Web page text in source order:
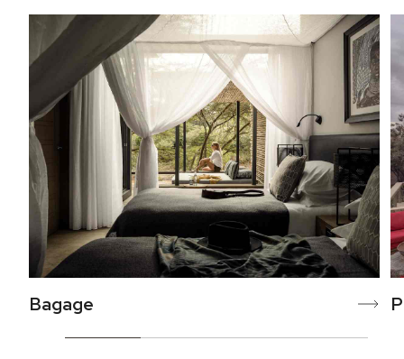
Bagage